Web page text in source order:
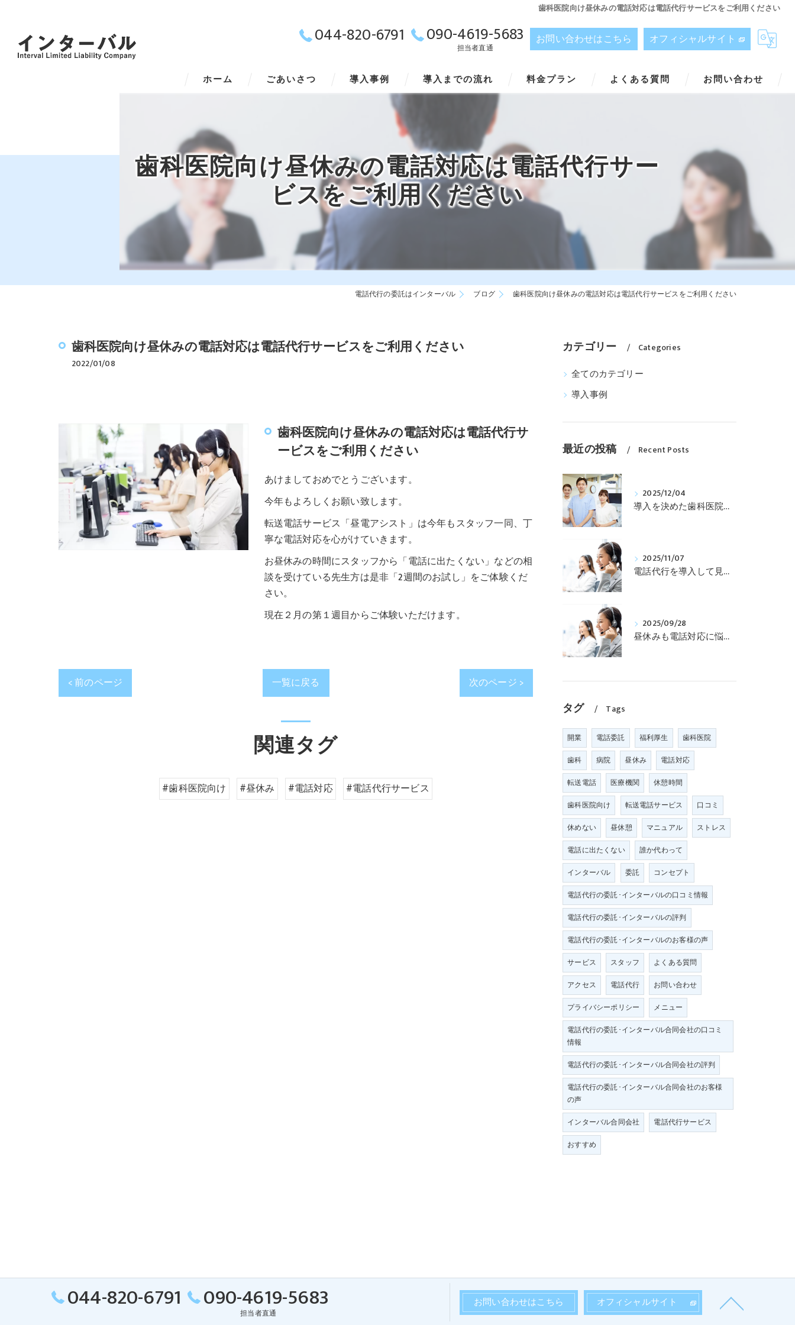
歯科医院向け昼休みの電話対応は電話代行サービスをご利用ください
044-820-6791 090-4619-5683
担当者直通
お問い合わせはこちら オフィシャルサイト
ホーム ごあいさつ 導入事例 導入までの流れ 料金プラン よくある質問 お問い合わせ
歯科医院向け昼休みの電話対応は電話代行サー
ビスをご利用ください
電話代行の委託はインターバル ブログ 歯科医院向け昼休みの電話対応は電話代行サービスをご利用ください
歯科医院向け昼休みの電話対応は電話代行サービスをご利用ください
2022/01/08
歯科医院向け昼休みの電話対応は電話代行サ
ービスをご利用ください
あけましておめでとうございます。
今年もよろしくお願い致します。
転送電話サービス「昼電アシスト」は今年もスタッフ一同、丁
寧な電話対応を心がけていきます。
お昼休みの時間にスタッフから「電話に出たくない」などの相
談を受けている先生方は是非「2週間のお試し」をご体験くだ
さい。
現在２月の第１週目からご体験いただけます。
< 前のページ 一覧に戻る 次のページ >
関連タグ
#歯科医院向け #昼休み #電話対応 #電話代行サービス
カテゴリー Categories
全てのカテゴリー
導入事例
最近の投稿 Recent Posts
2025/12/04
導入を決めた歯科医院様の導入までのプロセスを紹介します
2025/11/07
電話代行を導入して見えた「働き方改革」の第一歩
2025/09/28
昼休みも電話対応に悩まない！歯科医院スタッフを守る「電話代行サービス」
タグ Tags
開業 電話委託 福利厚生
歯科医院
歯科
病院 昼休み
電話対応
転送電話
医療機関
休憩時間
歯科医院向け
転送電話サービス
口コミ
休めない
昼休憩 マニュアル
ストレス
電話に出たくない
誰か代わって
インターバル
委託
コンセプト
電話代行の委託･インターバルの口コミ情報
電話代行の委託･インターバルの評判
電話代行の委託･インターバルのお客様の声
サービス
スタッフ
よくある質問
アクセス
電話代行
お問い合わせ
プライバシーポリシー
メニュー
電話代行の委託･インターバル合同会社の口コミ
情報
電話代行の委託･インターバル合同会社の評判
電話代行の委託･インターバル合同会社のお客様
の声
インターバル合同会社
電話代行サービス
おすすめ
044-820-6791 090-4619-5683
担当者直通
お問い合わせはこちら オフィシャルサイト